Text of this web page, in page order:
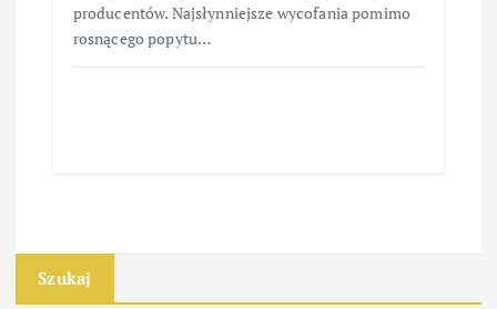
producentów. Najsłynniejsze wycofania pomimo
rosnącego popytu…
Szukaj